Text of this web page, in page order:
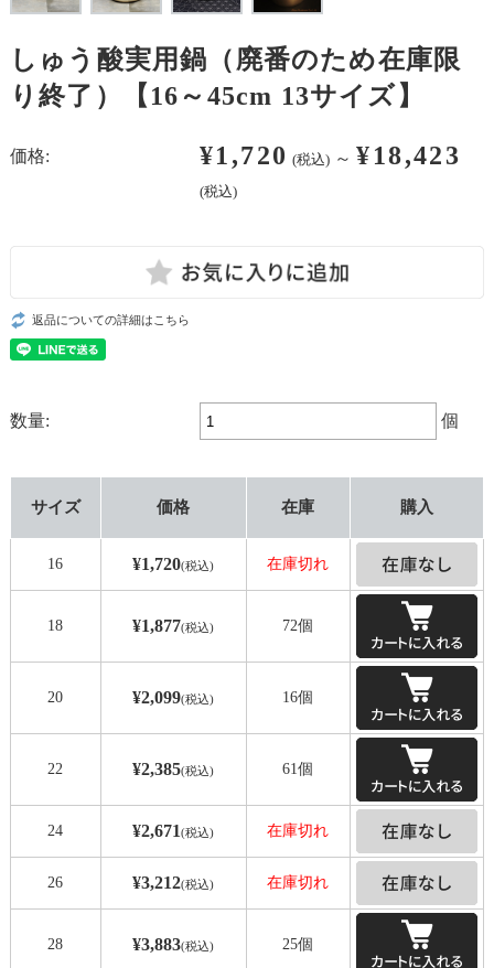
しゅう酸実用鍋（廃番のため在庫限
り終了）【16～45cm 13サイズ】
価格: ¥1,720 (税込) ～ ¥18,423
(税込)
返品についての詳細はこちら
数量: 個
サイズ 価格 在庫 購入
16 ¥1,720(税込) 在庫切れ
18 ¥1,877(税込) 72個
20 ¥2,099(税込) 16個
22 ¥2,385(税込) 61個
24 ¥2,671(税込) 在庫切れ
26 ¥3,212(税込) 在庫切れ
28 ¥3,883(税込) 25個